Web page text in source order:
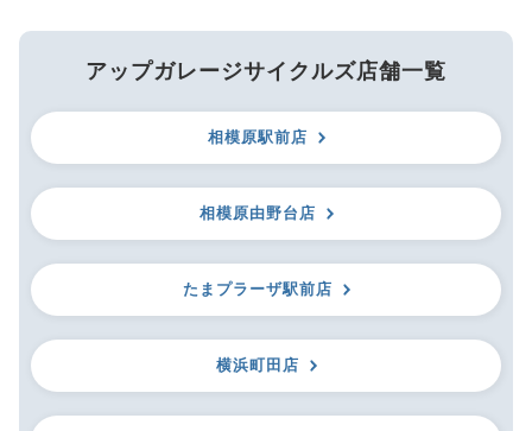
アップガレージサイクルズ店舗一覧
相模原駅前店
相模原由野台店
たまプラーザ駅前店
横浜町田店